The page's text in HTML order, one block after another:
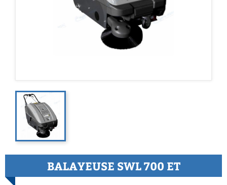
BALAYEUSE SWL 700 ET